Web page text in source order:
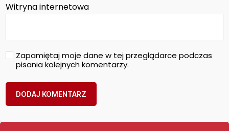
Witryna internetowa
Zapamiętaj moje dane w tej przeglądarce podczas
pisania kolejnych komentarzy.